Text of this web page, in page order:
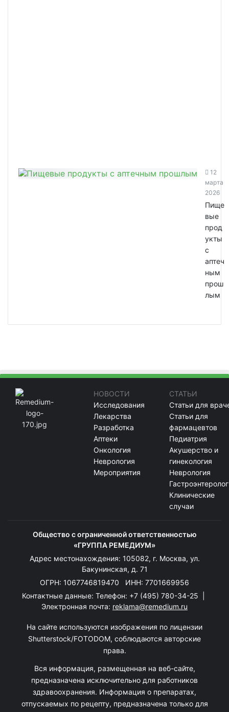
12
марта
2026
Пище
вые
прод
укты
с
аптеч
ным
прош
лым
НОВОСТИ
Исследования
Лекарства
Разработка
Аптеки
Онкология
Неврология
Мероприятия
СТАТЬИ
Статьи для
Статьи для
фармацевтов
Педиатрия
Акушерство и
гинекология
Неврология
Клинические
случаи
Общество с ограниченной ответственностью
«ГРУППА РЕМЕДИУМ»
Адрес местонахождения: 105082, г. Москва, ул.
Бакунинская, д. 71
ОГРН: 1067746819470 ИНН: 7701669956
Контактные данные: Телефон: +7 (495) 780-34-25
Электронная почта: reklama@remedium.ru
На сайте используются изображения по лицензии
Shutterstock/FOTODOM, соблюдаются авторские
права.
Вся информация, размещенная на веб-сайте,
предназначена исключительно для работников
здравоохранения. Информация о препаратах,
отпускаемых по рецепту, предназначена только для